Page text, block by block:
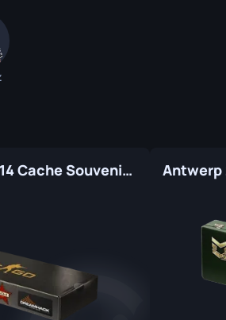
DreamHack 2014 Cache Souvenir Package